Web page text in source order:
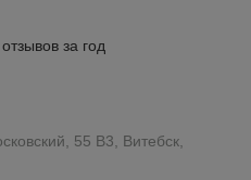
за год
55 B3, Витебск,